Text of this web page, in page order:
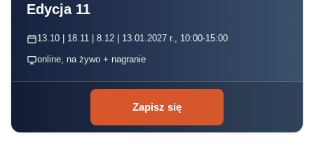
Edycja 11
13.10 | 18.11 | 8.12 | 13.01.2027 r., 10:00-15:00
online, na żywo + nagranie
Zapisz się